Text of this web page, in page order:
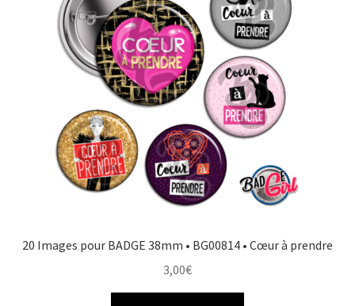
20 Images pour BADGE 38mm • BG00814 • Cœur à prendre
3,00€